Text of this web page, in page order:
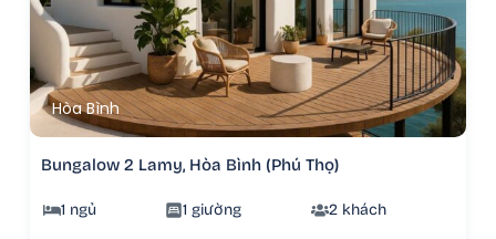
Hòa Bình
Bungalow 2 Lamy, Hòa Bình (Phú Thọ)
1 ngủ 1 giường 2 khách